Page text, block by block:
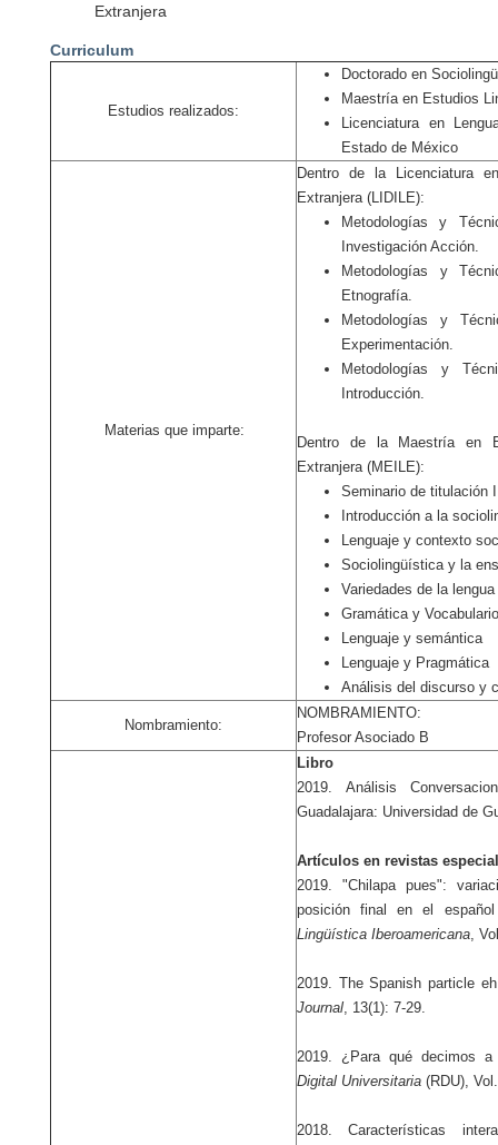
Extranjera
Curriculum
Estudios realizados:
Doctorado en
Maestría en Estudios
Licenciatura en
Estado de México
Materias que imparte:
Dentro de la Licenciatura
Extranjera (LIDILE):
Metodologías y
Investigación Acción.
Metodologías y
Etnografía.
Metodologías y
Experimentación.
Metodologías y
Introducción.
Dentro de la Maestría en
Extranjera (MEILE):
Seminario de titulación
Introducción a la
Lenguaje y contexto
Sociolingüística y la
Variedades de la lengua
Gramática y Vocabulario
Lenguaje y semántica
Lenguaje y Pragmática
Análisis del discurso y
Nombramiento:
NOMBRAMIENTO:
Profesor Asociado B
Libro
2019. Análisis
Guadalajara: Universidad de
Artículos en revistas
2019. "Chilapa pues":
posición final en el
Lingüística Iberoamericana,
2019. The Spanish particle
Journal, 13(1): 7-29.
2019. ¿Para qué decimos
Digital Universitaria (RDU),
2018. Características